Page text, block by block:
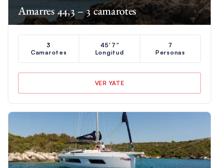
Amarres 44,3 – 3 camarotes
3
Camarotes
45'7"
Longitud
7
Personas
VER YATE